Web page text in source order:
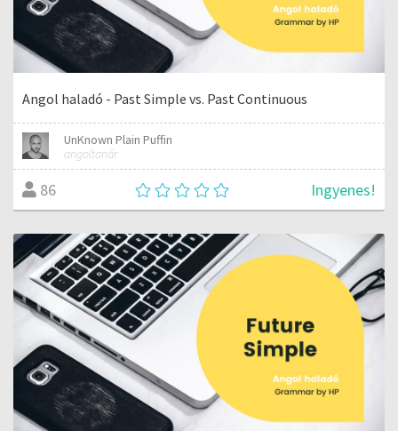
Angol haladó - Past Simple vs. Past Continuous
UnKnown Plain Puffin
angoltanár
86 Ingyenes!